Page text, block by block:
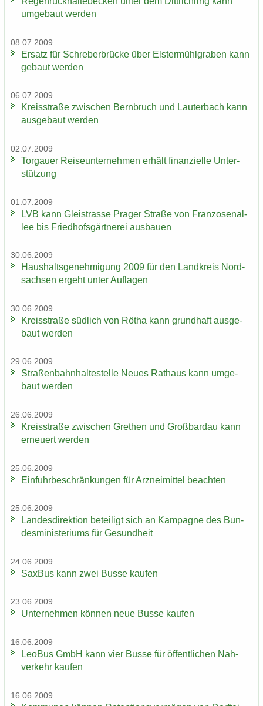
um­ge­baut wer­den
08.07.2009
Er­satz für Schre­ber­brü­cke über Els­ter­mühl­gra­ben kann
ge­baut wer­den
06.07.2009
Kreis­stra­ße zwi­schen Bern­bruch und Lau­ter­bach kann
aus­ge­baut wer­den
02.07.2009
Tor­gau­er Rei­se­un­ter­neh­men er­hält fi­nan­zi­el­le Un­ter­
stüt­zung
01.07.2009
LVB kann Gleis­tras­se Pra­ger Stra­ße von Fran­zo­sen­al­
lee bis Fried­hofs­gärt­ne­rei aus­bau­en
30.06.2009
Haus­halts­ge­neh­mi­gung 2009 für den Land­kreis Nord­
sach­sen er­geht unter Auf­la­gen
30.06.2009
Kreis­stra­ße süd­lich von Rötha kann grund­haft aus­ge­
baut wer­den
29.06.2009
Stra­ßen­bahn­hal­te­stel­le Neues Rat­haus kann um­ge­
baut wer­den
26.06.2009
Kreis­stra­ße zwi­schen Gre­then und Groß­bardau kann
er­neu­ert wer­den
25.06.2009
Ein­fuhr­be­schrän­kun­gen für Arz­nei­mit­tel be­ach­ten
25.06.2009
Lan­des­di­rek­ti­on be­tei­ligt sich an Kam­pa­gne des Bun­
des­mi­nis­te­ri­ums für Ge­sund­heit
24.06.2009
Sax­Bus kann zwei Busse kau­fen
23.06.2009
Un­ter­neh­men kön­nen neue Busse kau­fen
16.06.2009
LeoBus GmbH kann vier Busse für öf­fent­li­chen Nah­
ver­kehr kau­fen
16.06.2009